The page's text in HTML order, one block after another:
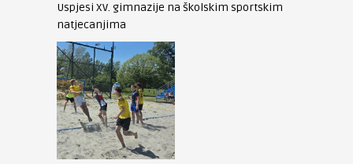
Uspjesi XV. gimnazije na školskim sportskim
natjecanjima